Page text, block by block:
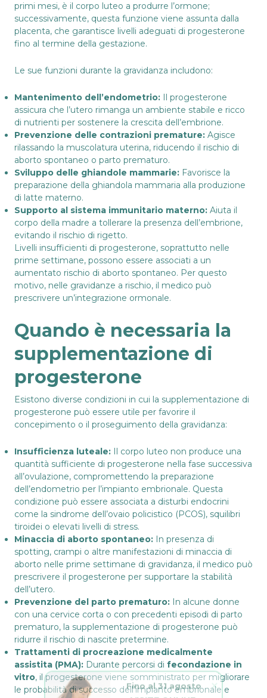
primi mesi, è il corpo luteo a produrre l’ormone;
successivamente, questa funzione viene assunta dalla
placenta, che garantisce livelli adeguati di progesterone
fino al termine della gestazione.
Le sue funzioni durante la gravidanza includono:
Mantenimento dell’endometrio: Il progesterone
assicura che l’utero rimanga un ambiente stabile e ricco
di nutrienti per sostenere la crescita dell’embrione.
Prevenzione delle contrazioni premature: Agisce
rilassando la muscolatura uterina, riducendo il rischio di
aborto spontaneo o parto prematuro.
Sviluppo delle ghiandole mammarie: Favorisce la
preparazione della ghiandola mammaria alla produzione
di latte materno.
Supporto al sistema immunitario materno: Aiuta il
corpo della madre a tollerare la presenza dell’embrione,
evitando il rischio di rigetto.
Livelli insufficienti di progesterone, soprattutto nelle
prime settimane, possono essere associati a un
aumentato rischio di aborto spontaneo. Per questo
motivo, nelle gravidanze a rischio, il medico può
prescrivere un’integrazione ormonale.
Quando è necessaria la
supplementazione di
progesterone
Esistono diverse condizioni in cui la supplementazione di
progesterone può essere utile per favorire il
concepimento o il proseguimento della gravidanza:
Insufficienza luteale: Il corpo luteo non produce una
quantità sufficiente di progesterone nella fase successiva
all’ovulazione, compromettendo la preparazione
dell’endometrio per l’impianto embrionale. Questa
condizione può essere associata a disturbi endocrini
come la sindrome dell’ovaio policistico (PCOS), squilibri
tiroidei o elevati livelli di stress.
Minaccia di aborto spontaneo: In presenza di
spotting, crampi o altre manifestazioni di minaccia di
aborto nelle prime settimane di gravidanza, il medico può
prescrivere il progesterone per supportare la stabilità
dell’utero.
Prevenzione del parto prematuro: In alcune donne
con una cervice corta o con precedenti episodi di parto
prematuro, la supplementazione di progesterone può
ridurre il rischio di nascite pretermine.
Trattamenti di procreazione medicalmente
assistita (PMA): Durante percorsi di fecondazione in
vitro, il progesterone viene somministrato per migliorare
le probabilità di successo dell’impianto embrionale e
VISITE ONLINE
Fino al 31 agosto